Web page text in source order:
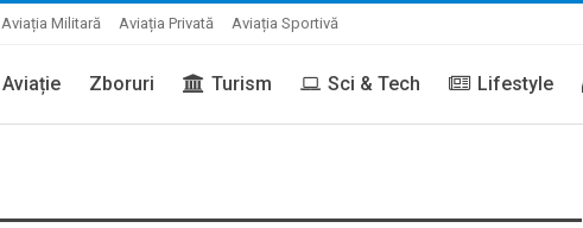
Aviația Militară Aviația Privată Aviația Sportivă
Aviație Zboruri Turism Sci & Tech Lifestyle